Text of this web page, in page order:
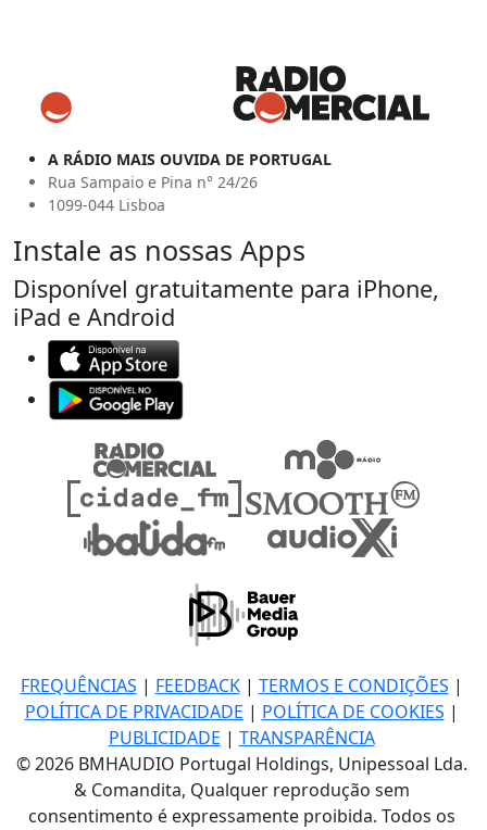
A RÁDIO MAIS OUVIDA DE PORTUGAL
Rua Sampaio e Pina n° 24/26
1099-044 Lisboa
Instale as nossas Apps
Disponível gratuitamente para iPhone,
iPad e Android
FREQUÊNCIAS | FEEDBACK| TERMOS E CONDIÇÕES |
POLÍTICA DE PRIVACIDADE | POLÍTICA DE COOKIES |
PUBLICIDADE | TRANSPARÊNCIA
© 2026 BMHAUDIO Portugal Holdings, Unipessoal Lda.
& Comandita, Qualquer reprodução sem
consentimento é expressamente proibida. Todos os